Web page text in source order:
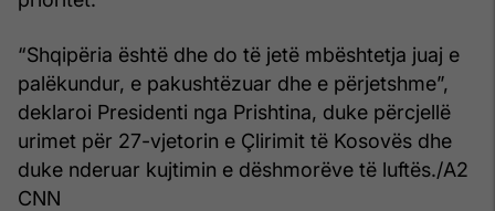
“Shqipëria është dhe do të jetë mbështetja juaj e
palëkundur, e pakushtëzuar dhe e përjetshme”,
deklaroi Presidenti nga Prishtina, duke përcjellë
urimet për 27-vjetorin e Çlirimit të Kosovës dhe
duke nderuar kujtimin e dëshmorëve të luftës./A2
CNN